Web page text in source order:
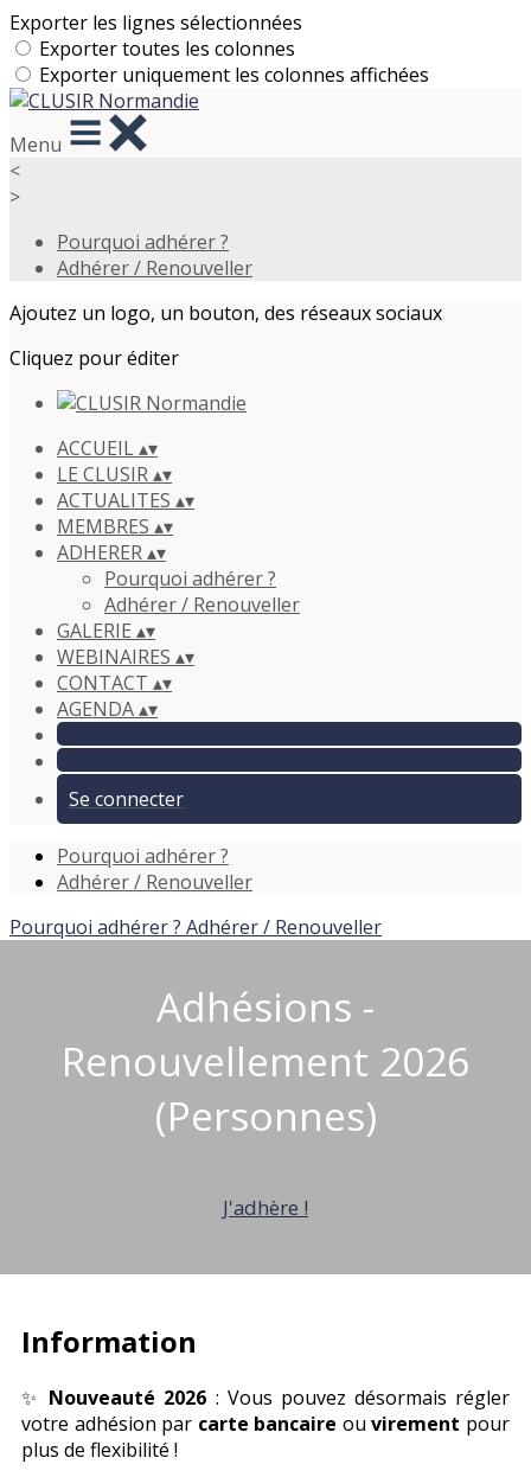
Exporter les lignes sélectionnées
Exporter toutes les colonnes
Exporter uniquement les colonnes affichées
Menu
<
>
Pourquoi adhérer ?
Adhérer / Renouveller
Ajoutez un logo, un bouton, des réseaux sociaux
Cliquez pour éditer
ACCUEIL▴▾
LE CLUSIR▴▾
ACTUALITES ▴▾
MEMBRES ▴▾
ADHERER▴▾
Pourquoi adhérer ?
Adhérer / Renouveller
GALERIE ▴▾
WEBINAIRES ▴▾
CONTACT ▴▾
AGENDA▴▾
Se connecter
Pourquoi adhérer ?
Adhérer / Renouveller
Pourquoi adhérer ? Adhérer / Renouveller
Adhésions -
Renouvellement 2026
(Personnes)
J'adhère !
Information
✨ Nouveauté 2026 : Vous pouvez désormais régler
votre adhésion par carte bancaire ouvirement pour
plus de flexibilité !